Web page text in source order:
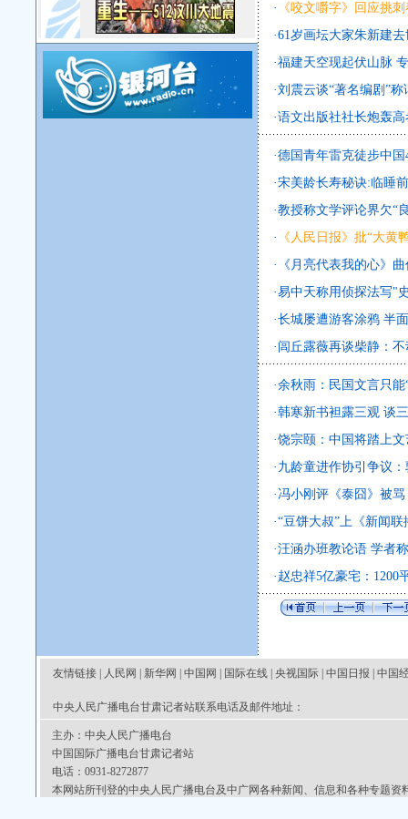
·
《咬文嚼字》回应挑
·61岁画坛大家朱新建
·福建天空现起伏山脉
·刘震云谈“著名编剧”称
·语文出版社社长炮轰
·德国青年雷克徒步中国
·宋美龄长寿秘诀:临睡
·教授称文学评论界欠“
·
《人民日报》批“大黄
·
《月亮代表我的心》
·易中天称用侦探法写"
·长城屡遭游客涂鸦 半
· 闾丘露薇再谈柴静：
·余秋雨：民国文言只
·韩寒新书袒露三观 谈
·饶宗颐：中国将踏上
· 九龄童进作协引争议
·冯小刚评《泰囧》被
·“豆饼大叔”上《新闻联
·汪涵办班教论语 学者
· 赵忠祥5亿豪宅：1200